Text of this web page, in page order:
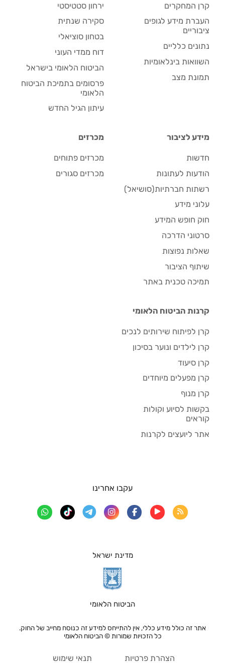
קרן המחקרים
העברת מידע לגופים
ציבוריים
נתונים כלליים
השוואות בינלאומיות
תמונת מצב
ירחון סטטיסטי
סקירה שנתית
בטחון סוציאלי
דוח ממדי העוני
הביטוח הלאומי בישראל
פרסומים בתמיכת הביטוח
הלאומי
עיתון הגיל החדש
מידע לציבור
חדשות
הודעות לעתונות
רשתות חברתיות(סושיאל)
עלוני מידע
חוק חופש המידע
סרטוני הדרכה
שאלות נפוצות
שיתוף הציבור
תמיכה טכנית באתר
מכרזים
מכרזים פתוחים
מכרזים סגורים
קרנות הביטוח הלאומי
קרן לפיתוח שירותים לנכים
קרן לילדים ונוער בסיכון
קרן סיעוד
קרן מפעלים מיוחדים
קרן מנוף
בקשות לסיוע וקולות
קוראים
אתר ליועצים לקרנות
מדינת ישראל
הביטוח הלאומי
אתר זה כולל מידע כללי, אין להתייחס למידע זה כנוסח מחייב של החוק.
כל הזכויות שמורות © הביטוח הלאומי
עקבו אחרינו
הצהרת פרטיות תנאי שימוש